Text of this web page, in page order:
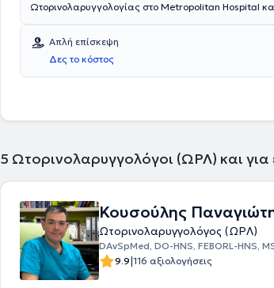
Ωτορινολαρυγγολογίας στο Metropolitan Hospital και
Πανεπιστημίου Cluj της Ρουμανίας και έλαβε την
Ωτορινολαρυγγολογικό τμήμα του Γενικού
έχει ιδιαίτερη εμπειρία στην ενδοσκοπική
και ενηλίκων. Τέλος, διαθέτει πολυετή εμπειρία και
Απλή επίσκεψη
Δες το κόστος
5 Ωτορινολαρυγγολόγοι (ΩΡΛ) και
Κουσούλης
Ωτορινολαρυγγολόγος (ΩΡΛ)
DAvSpMed, DO-HNS, FEBORL-HNS,
9.9|116 αξιολογήσεις